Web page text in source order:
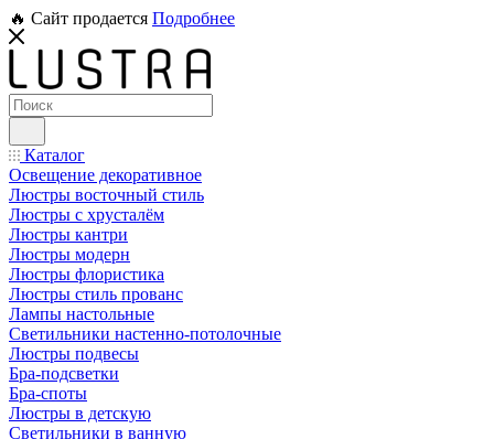
🔥 Сайт продается Подробнее
Каталог
Освещение декоративное
Люстры восточный стиль
Люстры с хрусталём
Люстры кантри
Люстры модерн
Люстры флористика
Люстры стиль прованс
Лампы настольные
Светильники настенно-потолочные
Люстры подвесы
Бра-подсветки
Бра-споты
Люстры в детскую
Светильники в ванную